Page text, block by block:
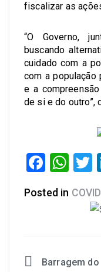
fiscalizar as
“O Governo,
buscando
cuidado com a
com a população
e a
de si e do outro”,
Posted in
Barragem do